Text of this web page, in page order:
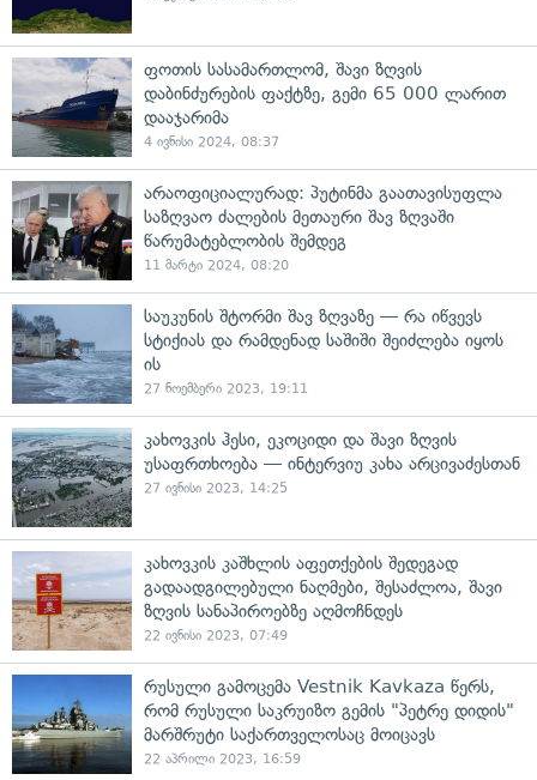
ფოთის სასამართლომ, შავი ზღვის
დაბინძურების ფაქტზე, გემი 65 000 ლარით
დააჯარიმა
4 ივნისი 2024, 08:37
არაოფიციალურად: პუტინმა გაათავისუფლა
საზღვაო ძალების მეთაური შავ ზღვაში
წარუმატებლობის შემდეგ
11 მარტი 2024, 08:20
საუკუნის შტორმი შავ ზღვაზე — რა იწვევს
სტიქიას და რამდენად საშიში შეიძლება იყოს
ის
27 ნოემბერი 2023, 19:11
კახოვკის ჰესი, ეკოციდი და შავი ზღვის
უსაფრთხოება — ინტერვიუ კახა არცივაძესთან
27 ივნისი 2023, 14:25
კახოვკის კაშხლის აფეთქების შედეგად
გადაადგილებული ნაღმები, შესაძლოა, შავი
ზღვის სანაპიროებზე აღმოჩნდეს
22 ივნისი 2023, 07:49
რუსული გამოცემა Vestnik Kavkaza წერს,
რომ რუსული საკრუიზო გემის "პეტრე დიდის"
მარშრუტი საქართველოსაც მოიცავს
22 აპრილი 2023, 16:59